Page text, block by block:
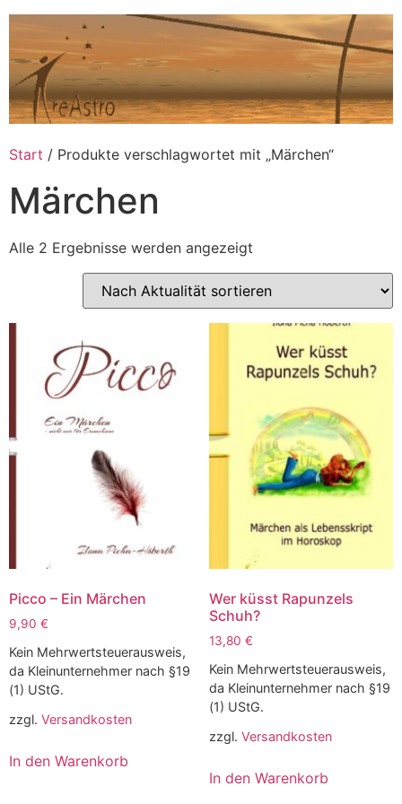
Zum
springen
Start / Produkte verschlagwortet mit „Märchen“
Märchen
Alle 2 Ergebnisse werden angezeigt
sortiert
Picco – Ein Märchen
9,90 €
Kein Mehrwertsteuerausweis,
da Kleinunternehmer nach §19
(1) UStG.
zzgl. Versandkosten
In den Warenkorb
Wer küsst Rapunzels
Schuh?
13,80 €
Kein Mehrwertsteuerausweis,
da Kleinunternehmer nach §19
(1) UStG.
zzgl. Versandkosten
In den Warenkorb